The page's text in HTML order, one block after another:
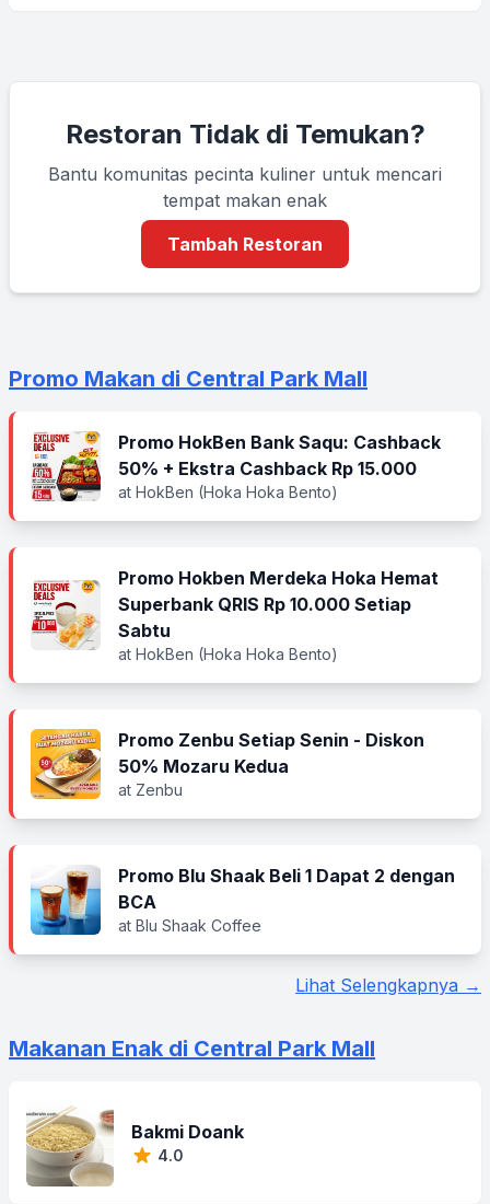
Restoran Tidak di Temukan?
Bantu komunitas pecinta kuliner untuk mencari
tempat makan enak
Tambah Restoran
Promo Makan di Central Park Mall
Promo HokBen Bank Saqu: Cashback
50% + Ekstra Cashback Rp 15.000
at HokBen (Hoka Hoka Bento)
Promo Hokben Merdeka Hoka Hemat
Superbank QRIS Rp 10.000 Setiap
Sabtu
at HokBen (Hoka Hoka Bento)
Promo Zenbu Setiap Senin - Diskon
50% Mozaru Kedua
at Zenbu
Promo Blu Shaak Beli 1 Dapat 2 dengan
BCA
at Blu Shaak Coffee
Lihat Selengkapnya →
Makanan Enak di Central Park Mall
Bakmi Doank
4.0